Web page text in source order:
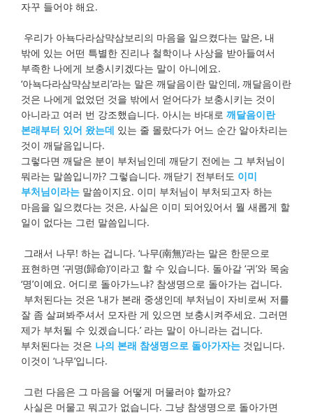
자꾸 들어야 해요.
우리가 아뇩다라삼먁삼보리의 마음을 일으켰다는 말은, 내
밖에 있는 어떤 특별한 진리나 철학이나 사상을 받아들여서
부족한 나에게 보충시키겠다는 말이 아니에요.
‘아뇩다라삼먁삼보리’라는 말은 깨달음이란 말인데, 깨달음이란
것은 나에게 없었던 것을 밖에서 얻어다가 보충시키는 것이
아니라고 여러 번 강조했습니다. 아시는 바대로 깨달음이란
본래부터 있어 왔는데 있는 줄 몰랐다가 어느 순간 알아차리는
것이 깨달음입니다.
그렇다면 깨달은 분이 부처님인데 깨닫기 전에는 그 부처님이
뭐라는 말씀입니까? 그렇습니다. 깨닫기 전부터도 이미
부처님이라는 말씀이지요. 이미 부처님이 부처되고자 하는
마음을 일으켰다는 것은, 사실은 이미 되어있어서 뭘 새롭게 할
일이 없다는 그런 말씀입니다.
그래서 나무! 하는 겁니다. ‘나무(南無)’라는 말은 한문으로
표현하면 ‘귀명(歸命)’이라고 할 수 있습니다. 돌아갈 ‘귀’와 목숨
‘명’이예요. 어디로 돌아가느냐? 참생명으로 돌아가는 겁니다.
부처된다는 것은 ‘내가 본래 중생인데 부처님이 자비로써 저를
잘 좀 살펴봐주셔서 모자란 게 있으면 보충시켜주세요. 그러면
제가 부처될 수 있겠습니다.’ 라는 말이 아니라는 겁니다.
부처된다는 것은 나의 본래 참생명으로 돌아가자는 것입니다.
이것이 ‘나무’입니다.
그런 다음은 그 마음을 어떻게 머물러야 할까요?
사실은 머물고 뭐고가 없습니다. 그냥 참생명으로 돌아가면